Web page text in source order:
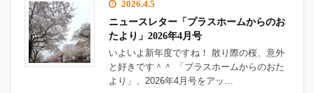
2026.4.5
ニュースレター「プラスホームからのお
たより」2026年4月号
いよいよ新年度ですね！ 散り際の桜、意外
と好きです＾＾ 「プラスホームからのおた
より」、2026年4月号をアッ…